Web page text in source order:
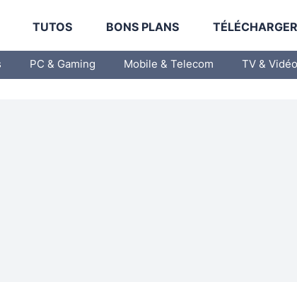
TUTOS BONS PLANS
PC & Gaming Mobile & Telecom TV & Vidéo